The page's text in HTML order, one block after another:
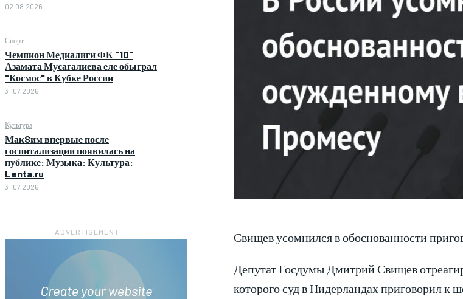
02.08.2026
Спорт
Чемпион Медиалиги ФК "10"
Азамата Мусагалиева еле обыграл
"Космос" в Кубке России
31.07.2026
Культура
МакSим впервые после
госпитализации появилась на
публике: Музыка: Культура:
Lenta.ru
31.07.2026
― ADVERTISEMENT ― Свищев усомнился в обоснованности
Депутат Госдумы Дмитрий Свищев
которого суд в Нидерландах приговорил к